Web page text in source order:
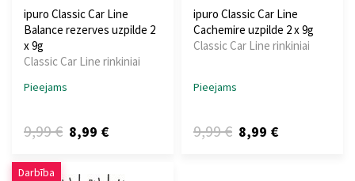
ipuro Classic Car Line
Balance rezerves uzpilde 2
x 9g
Classic Car Line rinkiniai
Pieejams
9,99 € 8,99 €
ipuro Classic Car Line
Cachemire uzpilde 2 x 9g
Classic Car Line rinkiniai
Pieejams
9,99 € 8,99 €
Darbība